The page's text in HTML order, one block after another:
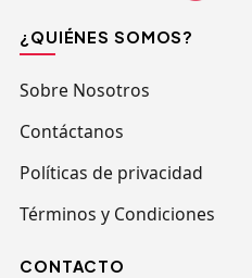
¿QUIÉNES SOMOS?
Sobre Nosotros
Contáctanos
Políticas de privacidad
Términos y Condiciones
CONTACTO